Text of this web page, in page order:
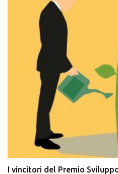
I vincitori del Premio